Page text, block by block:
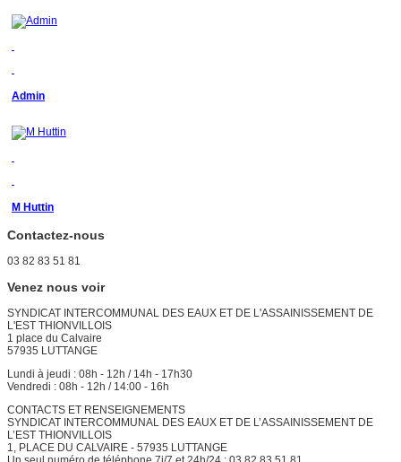
Admin
M Huttin
Contactez-nous
03 82 83 51 81
Venez nous voir
SYNDICAT INTERCOMMUNAL DES EAUX ET DE L'ASSAINISSEMENT DE
L'EST THIONVILLOIS
1 place du Calvaire
57935 LUTTANGE
Lundi à jeudi : 08h - 12h / 14h - 17h30
Vendredi : 08h - 12h / 14:00 - 16h
CONTACTS ET RENSEIGNEMENTS
SYNDICAT INTERCOMMUNAL DES EAUX ET DE L’ASSAINISSEMENT DE
L’EST THIONVILLOIS
1, PLACE DU CALVAIRE - 57935 LUTTANGE